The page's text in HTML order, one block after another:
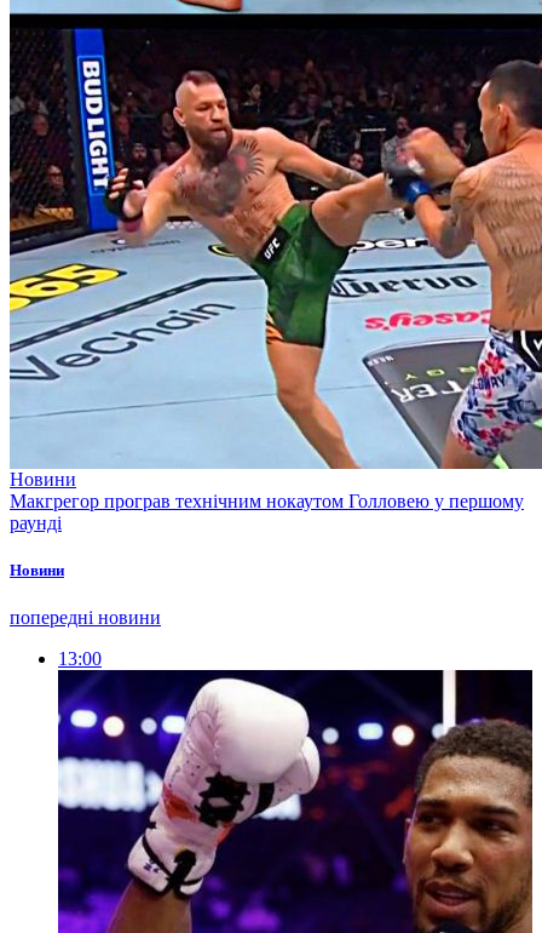
Новини
Макгрегор програв технічним нокаутом Голловею у першому
раунді
Новини
попередні новини
13:00